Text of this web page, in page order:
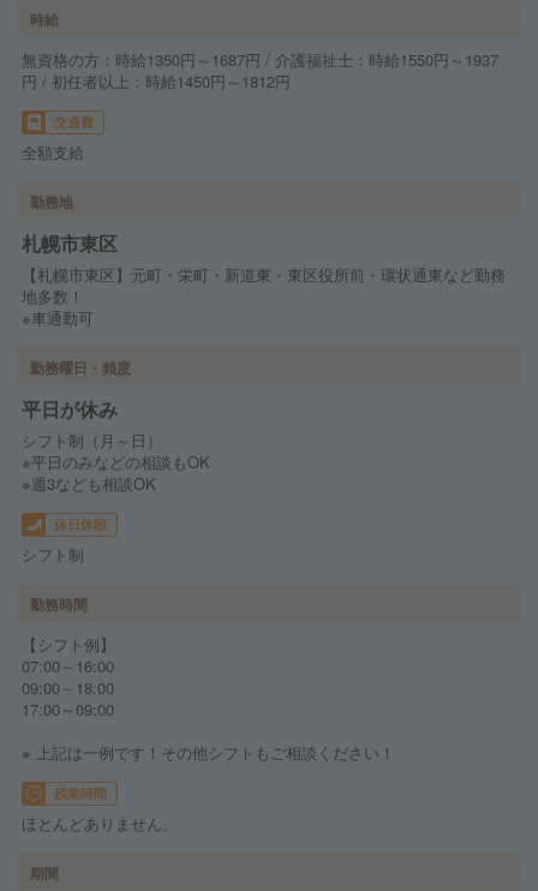
時給
無資格の方：時給1350円～1687円 / 介護福祉士：時給1550円～1937
円 / 初任者以上：時給1450円～1812円
交通費
全額支給
勤務地
札幌市東区
【札幌市東区】元町・栄町・新道東・東区役所前・環状通東など勤務
地多数！
※車通勤可
勤務曜日・頻度
平日が休み
シフト制（月～日）
※平日のみなどの相談もOK
※週3なども相談OK
休日休暇
シフト制
勤務時間
【シフト例】
07:00～16:00
09:00～18:00
17:00～09:00
※ 上記は一例です！その他シフトもご相談ください！
残業時間
ほとんどありません。
期間